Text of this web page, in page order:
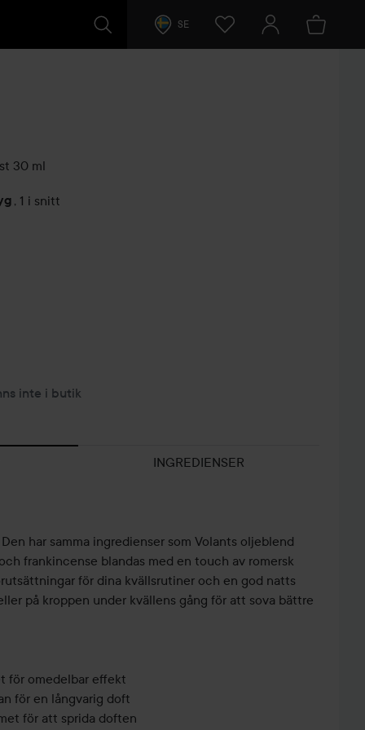
SE
30 ml
, 1 i snitt
inte i butik
INGREDIENSER
har samma ingredienser som Volants oljeblend
frankincense blandas med en touch av romersk
för dina kvällsrutiner och en god natts
på kroppen under kvällens gång för att sova bättre
för omedelbar effekt
för en långvarig doft
för att sprida doften